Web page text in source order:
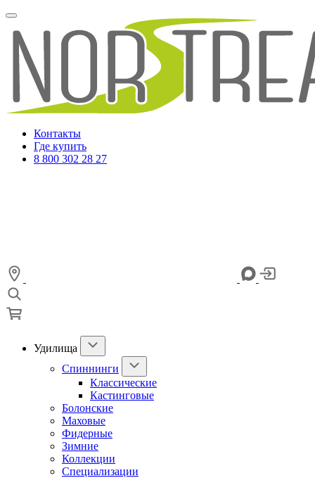
Контакты
Где купить
8 800 302 28 27
Удилища
Спиннинги
Классические
Кастинговые
Болонские
Маховые
Фидерные
Зимние
Коллекции
Специализации